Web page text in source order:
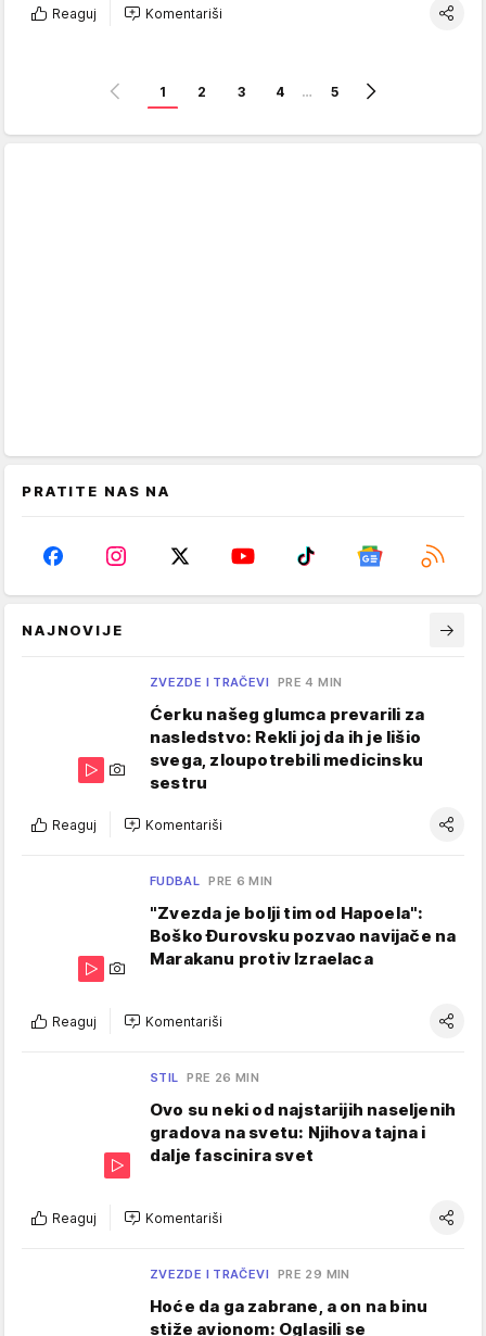
Reaguj Komentariši
1 2 3 4 … 5
PRATITE NAS NA
NAJNOVIJE
ZVEZDE I TRAČEVI PRE 4 MIN
Ćerku našeg glumca prevarili za
nasledstvo: Rekli joj da ih je lišio
svega, zloupotrebili medicinsku
sestru
Reaguj Komentariši
FUDBAL PRE 6 MIN
"Zvezda je bolji tim od Hapoela":
Boško Đurovsku pozvao navijače na
Marakanu protiv Izraelaca
Reaguj Komentariši
STIL PRE 26 MIN
Ovo su neki od najstarijih naseljenih
gradova na svetu: Njihova tajna i
dalje fascinira svet
Reaguj Komentariši
ZVEZDE I TRAČEVI PRE 29 MIN
Hoće da ga zabrane, a on na binu
stiže avionom: Oglasili se